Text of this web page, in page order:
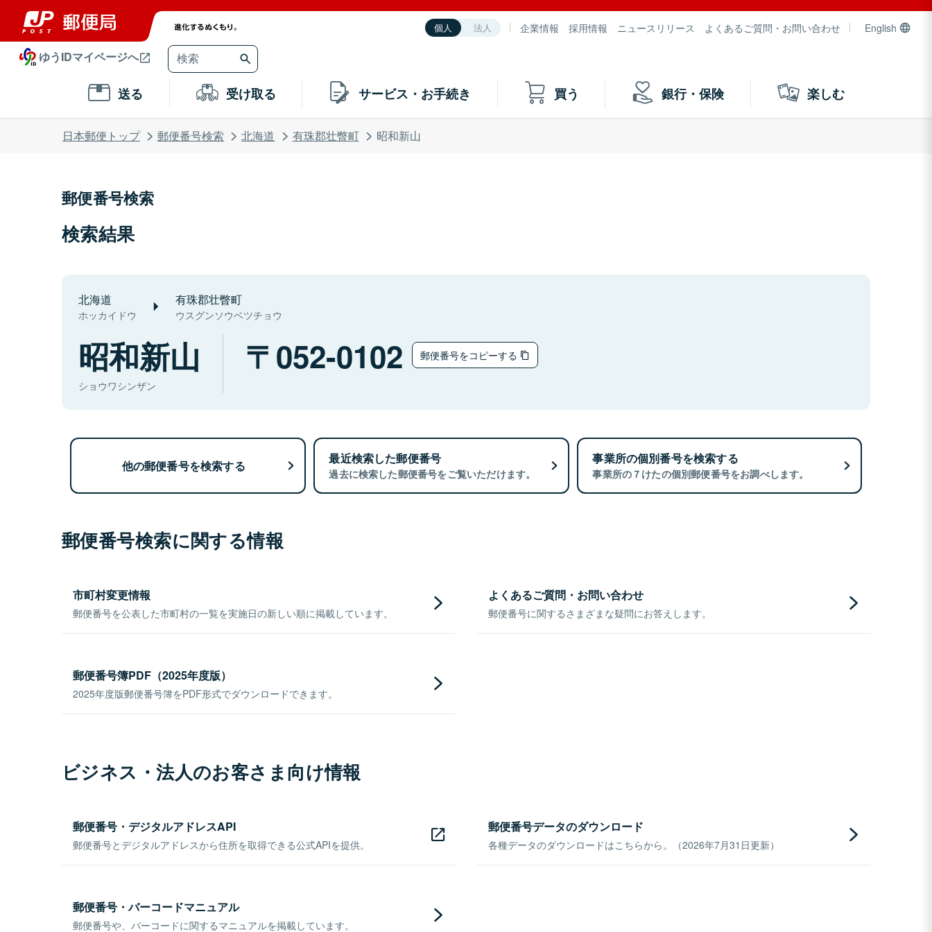
個人 法人 企業情報 採用情報 ニュースリリース よくあるご質問・お問い合わせ English
ゆうIDマイページへ
送る 受け取る サービス・お手続き 買う 銀行・保険 楽しむ
日本郵便トップ 郵便番号検索 北海道 有珠郡壮瞥町 昭和新山
郵便番号検索
検索結果
北海道
ホッカイドウ
有珠郡壮瞥町
ウスグンソウベツチョウ
昭和新山
ショウワシンザン
052-0102 郵便番号をコピーする
他の郵便番号を検索する 最近検索した郵便番号
過去に検索した郵便番号をご覧いただけます。
事業所の個別番号を検索する
事業所の７けたの個別郵便番号をお調べします。
郵便番号検索に関する情報
市町村変更情報
郵便番号を公表した市町村の一覧を実施日の新しい順に掲載しています。
よくあるご質問・お問い合わせ
郵便番号に関するさまざまな疑問にお答えします。
郵便番号簿PDF（2025年度版）
2025年度版郵便番号簿をPDF形式でダウンロードできます。
ビジネス・法人のお客さま向け情報
郵便番号・デジタルアドレスAPI
郵便番号とデジタルアドレスから住所を取得できる公式APIを提供。
郵便番号データのダウンロード
各種データのダウンロードはこちらから。（2026年7月31日更新）
郵便番号・バーコードマニュアル
郵便番号や、バーコードに関するマニュアルを掲載しています。